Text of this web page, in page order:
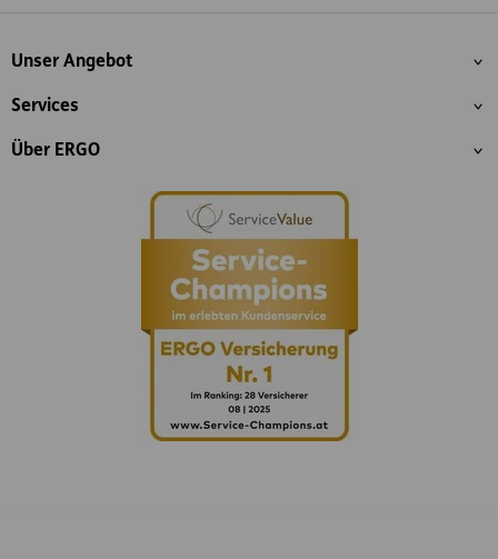
Inhaltsübersicht
Unser Angebot
Services
Über ERGO